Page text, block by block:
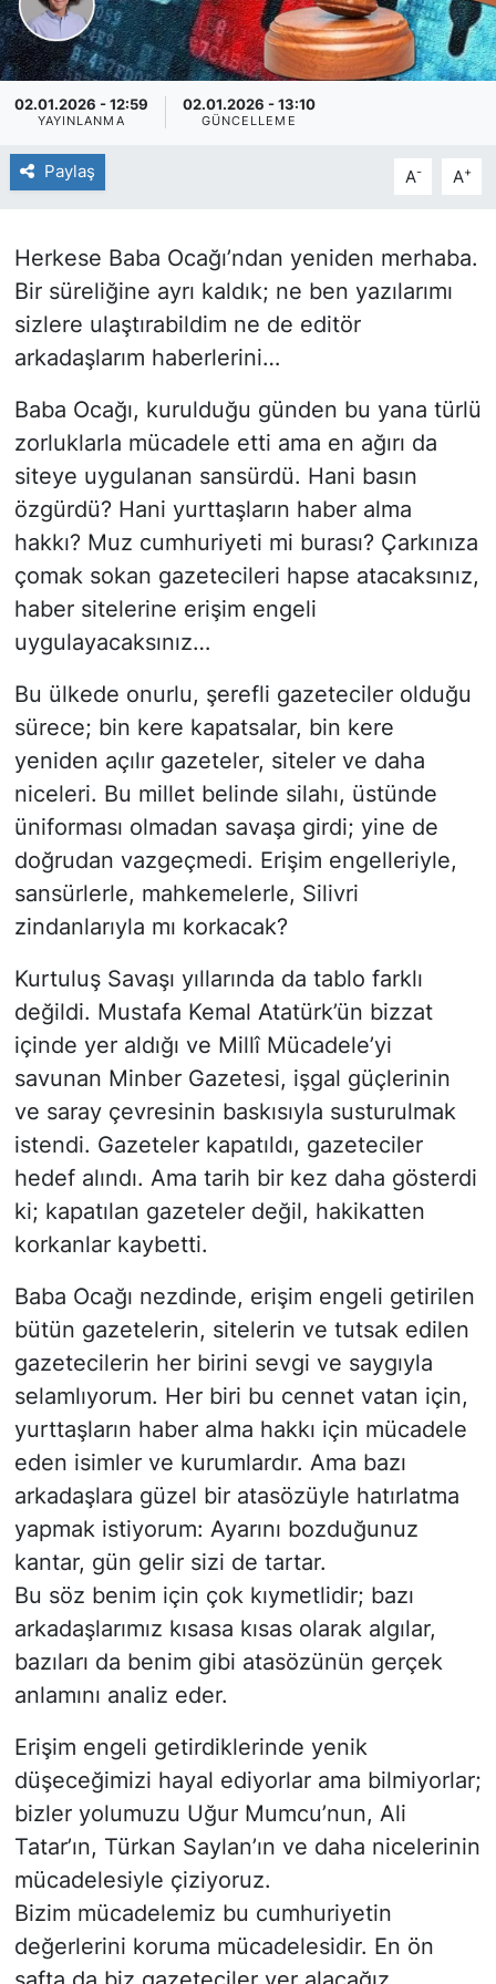
02.01.2026 - 12:59
YAYINLANMA
02.01.2026 - 13:10
GÜNCELLEME
Paylaş A- A+
Herkese Baba Ocağı’ndan yeniden merhaba.
Bir süreliğine ayrı kaldık; ne ben yazılarımı
sizlere ulaştırabildim ne de editör
arkadaşlarım haberlerini…
Baba Ocağı, kurulduğu günden bu yana türlü
zorluklarla mücadele etti ama en ağırı da
siteye uygulanan sansürdü. Hani basın
özgürdü? Hani yurttaşların haber alma
hakkı? Muz cumhuriyeti mi burası? Çarkınıza
çomak sokan gazetecileri hapse atacaksınız,
haber sitelerine erişim engeli
uygulayacaksınız…
Bu ülkede onurlu, şerefli gazeteciler olduğu
sürece; bin kere kapatsalar, bin kere
yeniden açılır gazeteler, siteler ve daha
niceleri. Bu millet belinde silahı, üstünde
üniforması olmadan savaşa girdi; yine de
doğrudan vazgeçmedi. Erişim engelleriyle,
sansürlerle, mahkemelerle, Silivri
zindanlarıyla mı korkacak?
Kurtuluş Savaşı yıllarında da tablo farklı
değildi. Mustafa Kemal Atatürk’ün bizzat
içinde yer aldığı ve Millî Mücadele’yi
savunan Minber Gazetesi, işgal güçlerinin
ve saray çevresinin baskısıyla susturulmak
istendi. Gazeteler kapatıldı, gazeteciler
hedef alındı. Ama tarih bir kez daha gösterdi
ki; kapatılan gazeteler değil, hakikatten
korkanlar kaybetti.
Baba Ocağı nezdinde, erişim engeli getirilen
bütün gazetelerin, sitelerin ve tutsak edilen
gazetecilerin her birini sevgi ve saygıyla
selamlıyorum. Her biri bu cennet vatan için,
yurttaşların haber alma hakkı için mücadele
eden isimler ve kurumlardır. Ama bazı
arkadaşlara güzel bir atasözüyle hatırlatma
yapmak istiyorum: Ayarını bozduğunuz
kantar, gün gelir sizi de tartar.
Bu söz benim için çok kıymetlidir; bazı
arkadaşlarımız kısasa kısas olarak algılar,
bazıları da benim gibi atasözünün gerçek
anlamını analiz eder.
Erişim engeli getirdiklerinde yenik
düşeceğimizi hayal ediyorlar ama bilmiyorlar;
bizler yolumuzu Uğur Mumcu’nun, Ali
Tatar’ın, Türkan Saylan’ın ve daha nicelerinin
mücadelesiyle çiziyoruz.
Bizim mücadelemiz bu cumhuriyetin
değerlerini koruma mücadelesidir. En ön